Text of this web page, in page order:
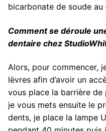
bicarbonate de soude au
Comment se déroule
dentaire chez
Alors, pour commencer,
lèvres afin d’avoir un
vous place la barrière
je vous mets ensuite le
dents, je place la lampe